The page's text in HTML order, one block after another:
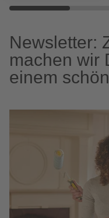
Newsletter:
machen wir
einem